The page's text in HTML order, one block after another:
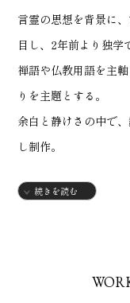
言霊の思想を背景に
目し、2年前より独学
禅語や仏教用語を主
りを主題とする。
余白と静けさの中で
し制作。
の強度を高めている。
国内外のAIアーティ
続きを読む